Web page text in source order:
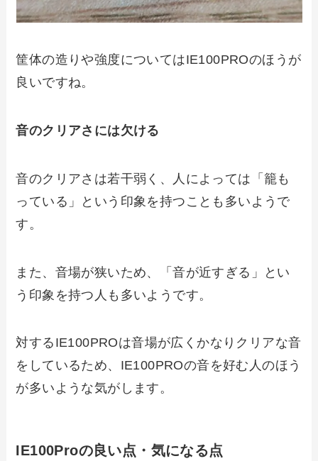
筐体の造りや強度についてはIE100PROのほうが
良いですね。
音のクリアさには欠ける
音のクリアさは若干弱く、人によっては「籠も
っている」という印象を持つことも多いようで
す。
また、音場が狭いため、「音が近すぎる」とい
う印象を持つ人も多いようです。
対するIE100PROは音場が広くかなりクリアな音
をしているため、IE100PROの音を好む人のほう
が多いような気がします。
IE100Proの良い点・気になる点